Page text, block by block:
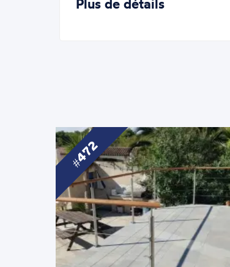
Plus de détails
472